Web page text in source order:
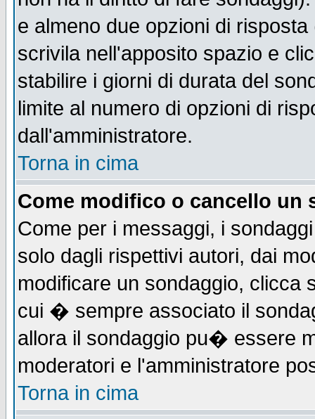
e almeno due opzioni di
scrivila nell'apposito spazio e
stabilire i giorni di durata del
limite al numero di opzioni di
dall'amministratore.
Torna in cima
Come modifico o cancello un
Come per i messaggi, i
solo dagli rispettivi autori, dai
modificare un sondaggio, clicca
cui � sempre associato il
allora il sondaggio pu� essere
moderatori e l'amministratore
Torna in cima